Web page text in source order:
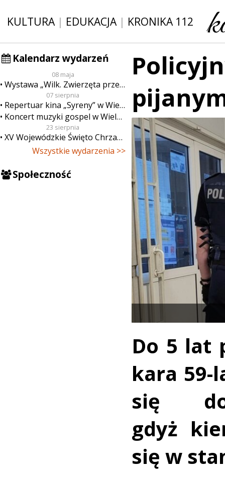
KULTURA| EDUKACJA| KRONIKA 112
Kalendarz wydarzeń
08 maja
Wystawa „Wilk. Zwierzęta przeklęte”
07 sierpnia
Repertuar kina „Syreny” w Wieluniu w dn. od 7 do 13 sierpnia
Koncert muzyki gospel w Wieluniu
23 sierpnia
XV Wojewódzkie Święto Chrzanu
Wszystkie wydarzenia >>
Społeczność
Do 5 lat
kara 59-
się
gdyż
się w